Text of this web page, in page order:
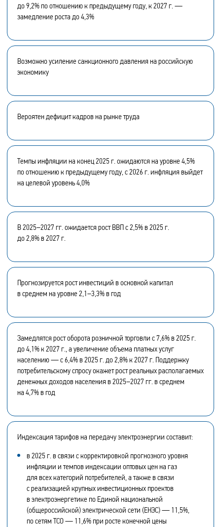
до 9,2% по отношению к предыдущему году, к 2027 г. —
замедление роста до 4,3%
Возможно усиление санкционного давления на российскую
экономику
Вероятен дефицит кадров на рынке труда
Темпы инфляции на конец 2025 г. ожидаются на уровне 4,5%
по отношению к предыдущему году, с 2026 г. инфляция выйдет
на целевой уровень 4,0%
В 2025–2027 гг. ожидается рост ВВП с 2,5% в 2025 г.
до 2,8% в 2027 г.
Прогнозируется рост инвестиций в основной капитал
в среднем на уровне 2,1–3,3% в год
Замедлятся рост оборота розничной торговли с 7,6% в 2025 г.
до 4,1% к 2027 г., а увеличение объема платных услуг
населению — с 6,4% в 2025 г. до 2,8% к 2027 г. Поддержку
потребительскому спросу окажет рост реальных располагаемых
денежных доходов населения в 2025–2027 гг. в среднем
на 4,7% в год
Индексация тарифов на передачу электроэнергии составит:
в 2025 г. в связи с корректировкой прогнозного уровня
инфляции и темпов индексации оптовых цен на газ
для всех категорий потребителей, а также в связи
с реализацией крупных инвестиционных проектов
в электроэнергетике по Единой национальной
(общероссийской) электрической сети (ЕНЭС) — 11,5%,
по сетям ТСО — 11,6% при росте конечной цены